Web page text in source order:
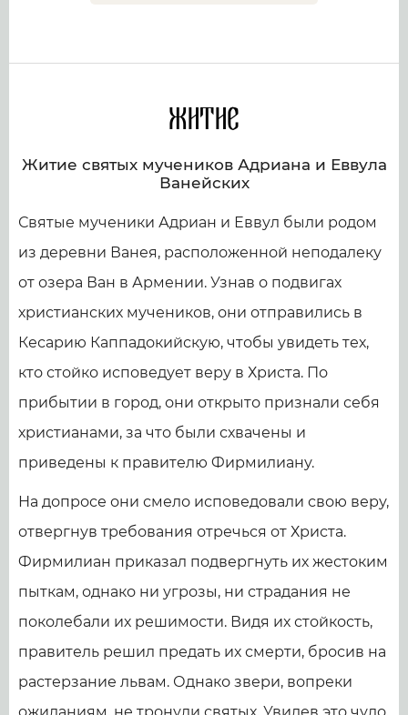
Житие
Житие святых мучеников Адриана и Еввула
Ванейских
Святые мученики Адриан и Еввул были родом
из деревни Ванея, расположенной неподалеку
от озера Ван в Армении. Узнав о подвигах
христианских мучеников, они отправились в
Кесарию Каппадокийскую, чтобы увидеть тех,
кто стойко исповедует веру в Христа. По
прибытии в город, они открыто признали себя
христианами, за что были схвачены и
приведены к правителю Фирмилиану.
На допросе они смело исповедовали свою веру,
отвергнув требования отречься от Христа.
Фирмилиан приказал подвергнуть их жестоким
пыткам, однако ни угрозы, ни страдания не
поколебали их решимости. Видя их стойкость,
правитель решил предать их смерти, бросив на
растерзание львам. Однако звери, вопреки